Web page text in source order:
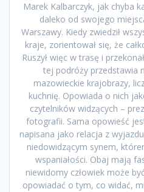
Marek Kalbarczyk, jak chyba
daleko od swojego
Warszawy. Kiedy zwiedził
kraje, zorientował się, że
Ruszył więc w trasę i
tej podróży przedstawia
mazowieckie krajobrazy,
kuchnię. Opowiada o nich
czytelników widzących –
fotografii. Sama opowieść
napisana jako relacja z
niedowidzącym synem,
wspaniałości. Obaj mają
niewidomy człowiek może
opowiadać o tym, co widać,